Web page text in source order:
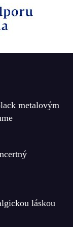
metalovým
láskou